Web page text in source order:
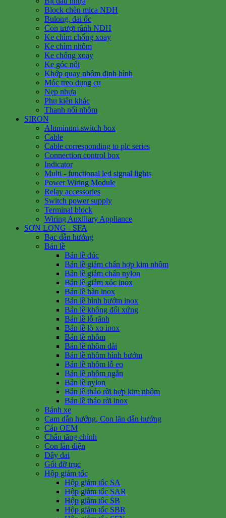
Block chèn mica NĐH
Bulong, đai ốc
Con trượt rãnh NĐH
Ke chìm chống xoay
Ke chìm nhôm
Ke chống xoay
Ke góc nổi
Khớp quay nhôm định hình
Móc treo dụng cụ
Nẹp nhựa
Phụ kiện khác
Thanh nối nhôm
SIRON
Aluminum switch box
Cable
Cable corresponding to plc series
Connection control box
Indicator
Multi - functional led signal lights
Power Wiring Module
Relay accessories
Switch power supply
Terminal block
Wiring Auxiliary Appliance
SƠN LONG - SFA
Bạc dẫn hướng
Bản lề
Bản lề đúc
Bản lề giảm chấn hợp kim nhôm
Bản lề giảm chấn nylon
Bản lề giảm xóc inox
Bản lề hàn inox
Bản lề hình bướm inox
Bản lề không đối xứng
Bản lề lỗ rãnh
Bản lề lò xo inox
Bản lề nhôm
Bản lề nhôm dài
Bản lề nhôm hình bướm
Bản lề nhôm lỗ eo
Bản lề nhôm ngắn
Bản lề nylon
Bản lề tháo rời hợp kim nhôm
Bản lề tháo rời inox
Bánh xe
Cam dẫn hướng, Con lăn dẫn hướng
Cáp OEM
Chân tăng chỉnh
Con lăn điện
Dây đai
Gối đỡ trục
Hộp giảm tốc
Hộp giảm tốc SA
Hộp giảm tốc SAR
Hộp giảm tốc SB
Hộp giảm tốc SBR